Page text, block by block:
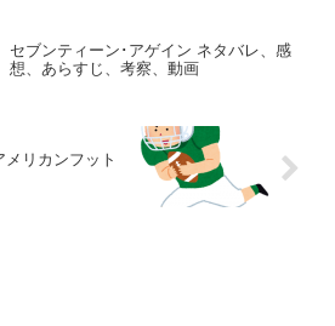
セブンティーン･アゲイン ネタバレ、感
想、あらすじ、考察、動画
リカンフット